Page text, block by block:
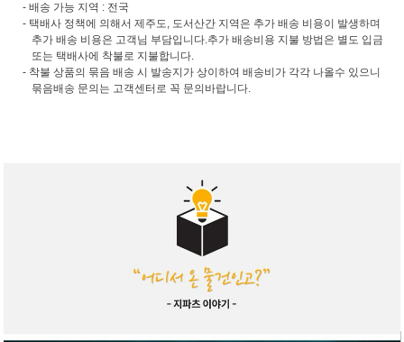
- 배송 가능 지역 : 전국
- 택배사 정책에 의해서 제주도, 도서산간 지역은 추가 배송 비용이 발생하며
추가 배송 비용은 고객님 부담입니다.추가 배송비용 지불 방법은 별도 입금
또는 택배사에 착불로 지불합니다.
- 착불 상품의 묶음 배송 시 발송지가 상이하여 배송비가 각각 나올수 있으니
묶음배송 문의는 고객센터로 꼭 문의바랍니다.